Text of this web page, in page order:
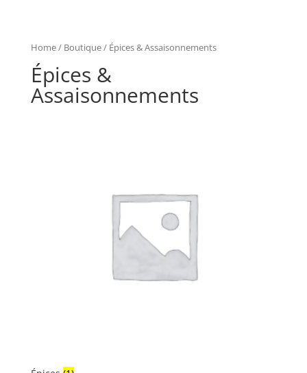
Home/ Boutique/ Épices & Assaisonnements
Épices &
Assaisonnements